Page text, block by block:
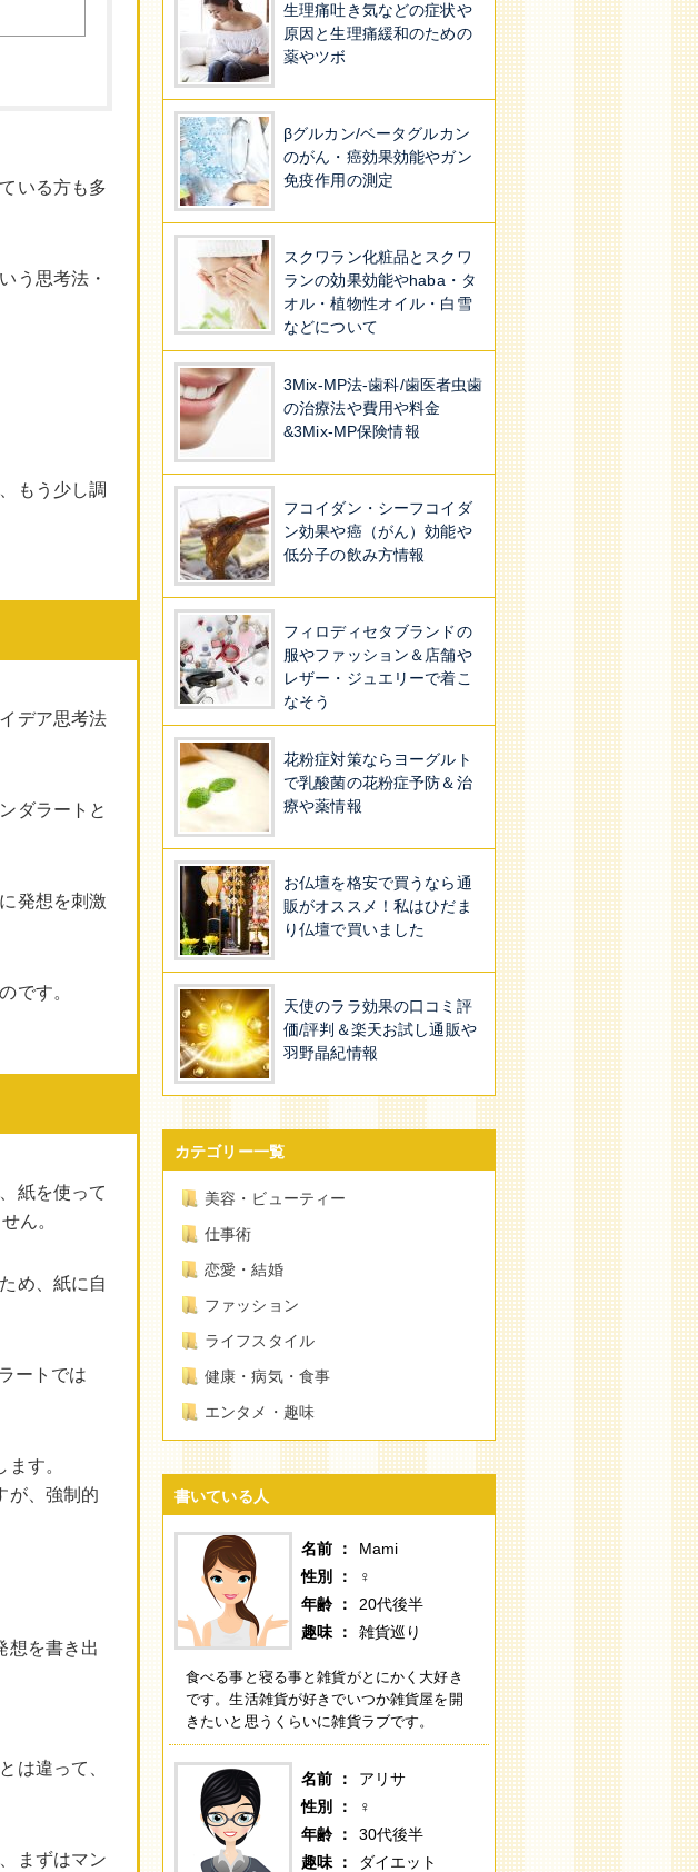
いる方も多
う思考法・
もう少し調
デア思考法
ダラートと
発想を刺激
です。
紙を使って
ん。
め、紙に自
ートでは
す。
が、強制的
想を書き出
は違って、
まずはマン
生理痛吐き気などの症状や
原因と生理痛緩和のための
薬やツボ
βグルカン/ベータグルカン
のがん・癌効果効能やガン
免疫作用の測定
スクワラン化粧品とスクワ
ランの効果効能やhaba・タ
オル・植物性オイル・白雪
などについて
3Mix-MP法-歯科/歯医者虫歯
の治療法や費用や料金
&3Mix-MP保険情報
フコイダン・シーフコイダ
ン効果や癌（がん）効能や
低分子の飲み方情報
フィロディセタブランドの
服やファッション＆店舗や
レザー・ジュエリーで着こ
なそう
花粉症対策ならヨーグルト
で乳酸菌の花粉症予防＆治
療や薬情報
お仏壇を格安で買うなら通
販がオススメ！私はひだま
り仏壇で買いました
天使のララ効果の口コミ評
価/評判＆楽天お試し通販や
羽野晶紀情報
カテゴリー一覧
美容・ビューティー
仕事術
恋愛・結婚
ファッション
ライフスタイル
健康・病気・食事
エンタメ・趣味
書いている人
名前
Mami
性別
♀
年齢
20代後半
趣味
雑貨巡り
食べる事と寝る事と雑貨がとにかく大好き
です。生活雑貨が好きでいつか雑貨屋を開
きたいと思うくらいに雑貨ラブです。
名前
アリサ
性別
♀
年齢
30代後半
趣味
ダイエット